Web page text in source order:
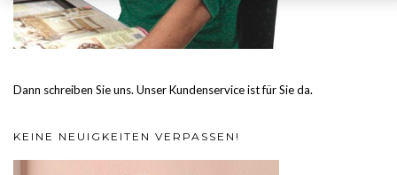
Dann schreiben Sie uns. Unser Kundenservice ist für Sie da.
KEINE NEUIGKEITEN VERPASSEN!